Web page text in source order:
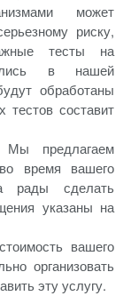
может
риску,
тесты на
в нашей
обработаны
тестов составит
предлагаем
время вашего
рады сделать
указаны на
вашего
организовать
эту услугу.